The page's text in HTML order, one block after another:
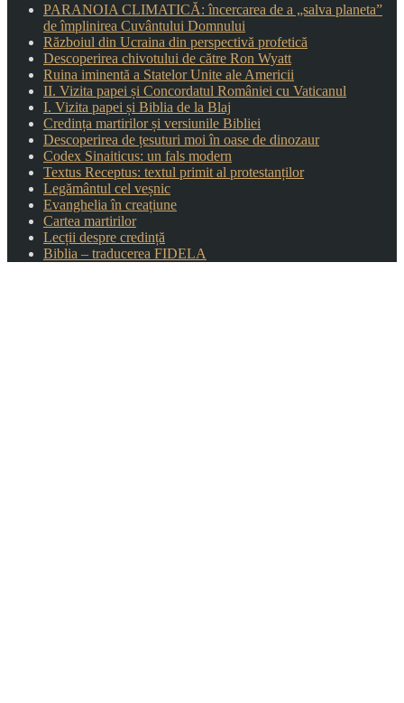
PARANOIA CLIMATICĂ: încercarea de a „salva planeta”
de împlinirea Cuvântului Domnului
Războiul din Ucraina din perspectivă profetică
Descoperirea chivotului de către Ron Wyatt
Ruina iminentă a Statelor Unite ale Americii
II. Vizita papei și Concordatul României cu Vaticanul
I. Vizita papei și Biblia de la Blaj
Credința martirilor și versiunile Bibliei
Descoperirea de țesuturi moi în oase de dinozaur
Codex Sinaiticus: un fals modern
Textus Receptus: textul primit al protestanților
Legământul cel veșnic
Evanghelia în creațiune
Cartea martirilor
Lecții despre credință
Biblia – traducerea FIDELA